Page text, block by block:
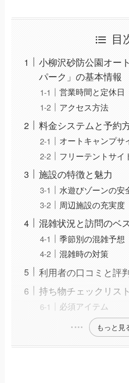
目
小柳沢砂防公園オー
パーク」の基本情報
営業時間と定休日
アクセス方法
料金システムと予約
オートキャンプサ
フリーテントサイ
施設の特徴と魅力
水遊びゾーンの安
周辺施設の充実度
混雑状況と訪問のベ
季節別の混雑予想
混雑時の対策
利用者の口コミと評
持ち物チェックリス
必須アイテム
もっと見